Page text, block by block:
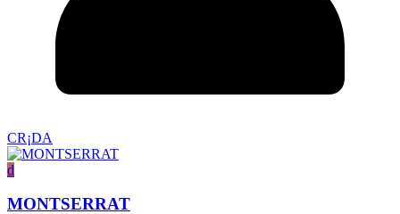
CR¡DA
d
MONTSERRAT